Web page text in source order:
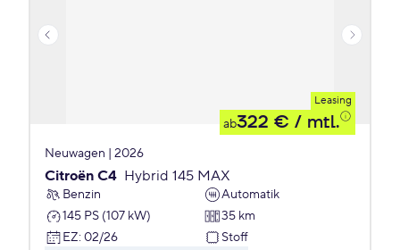
Leasing
ab322 € / mtl.
Neuwagen | 2026
Citroën C4 Hybrid 145 MAX
Benzin
Automatik
145 PS (107 kW)
35 km
EZ: 02/26 Stoff